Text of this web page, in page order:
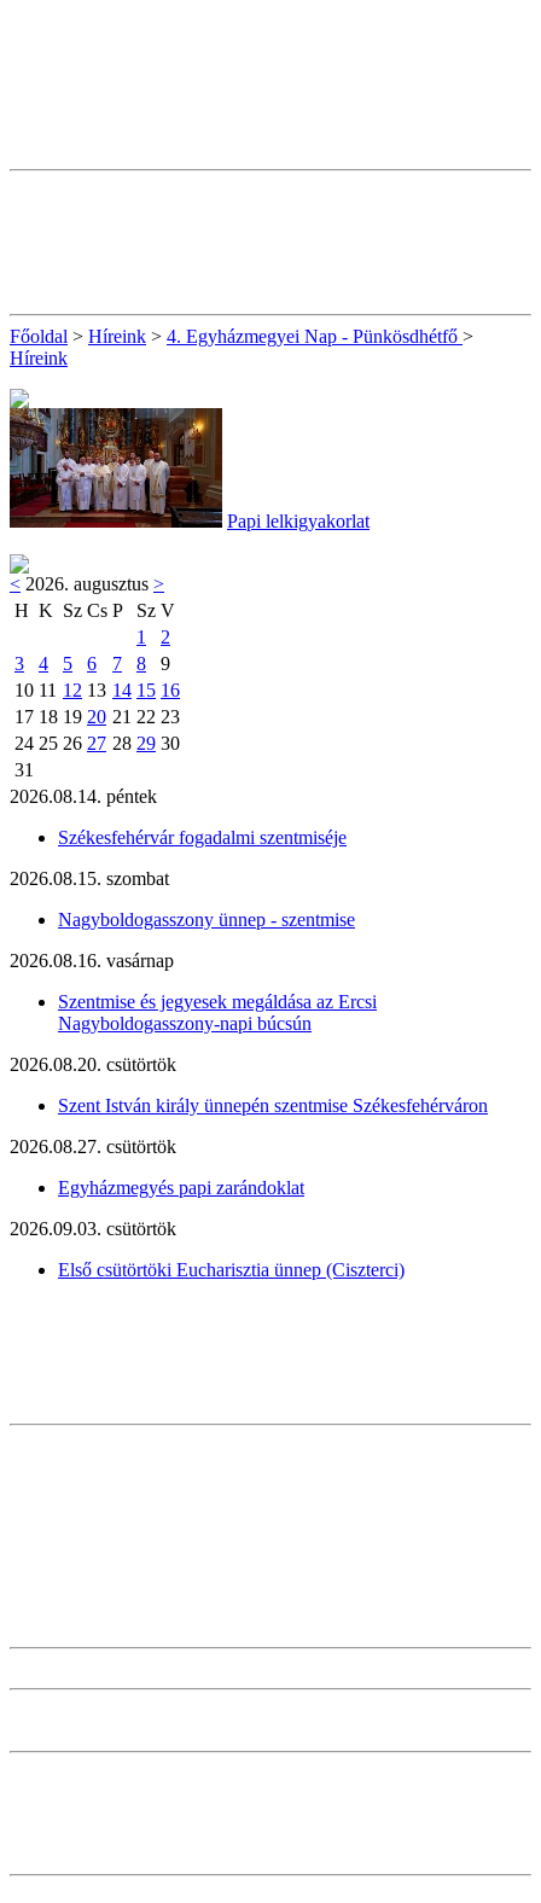
Főoldal > Híreink > 4. Egyházmegyei Nap - Pünkösdhétfő >
Híreink
Papi lelkigyakorlat
< 2026. augusztus >
H K Sz Cs P Sz V
1
2
3
4 5 6 7 8
9
10 11 12 13 14 15 16
17 18 19 20 21 22 23
24 25 26 27 28 29 30
31
2026.08.14. péntek
Székesfehérvár fogadalmi szentmiséje
2026.08.15. szombat
Nagyboldogasszony ünnep - szentmise
2026.08.16. vasárnap
Szentmise és jegyesek megáldása az Ercsi
Nagyboldogasszony-napi búcsún
2026.08.20. csütörtök
Szent István király ünnepén szentmise Székesfehérváron
2026.08.27. csütörtök
Egyházmegyés papi zarándoklat
2026.09.03. csütörtök
Első csütörtöki Eucharisztia ünnep (Ciszterci)